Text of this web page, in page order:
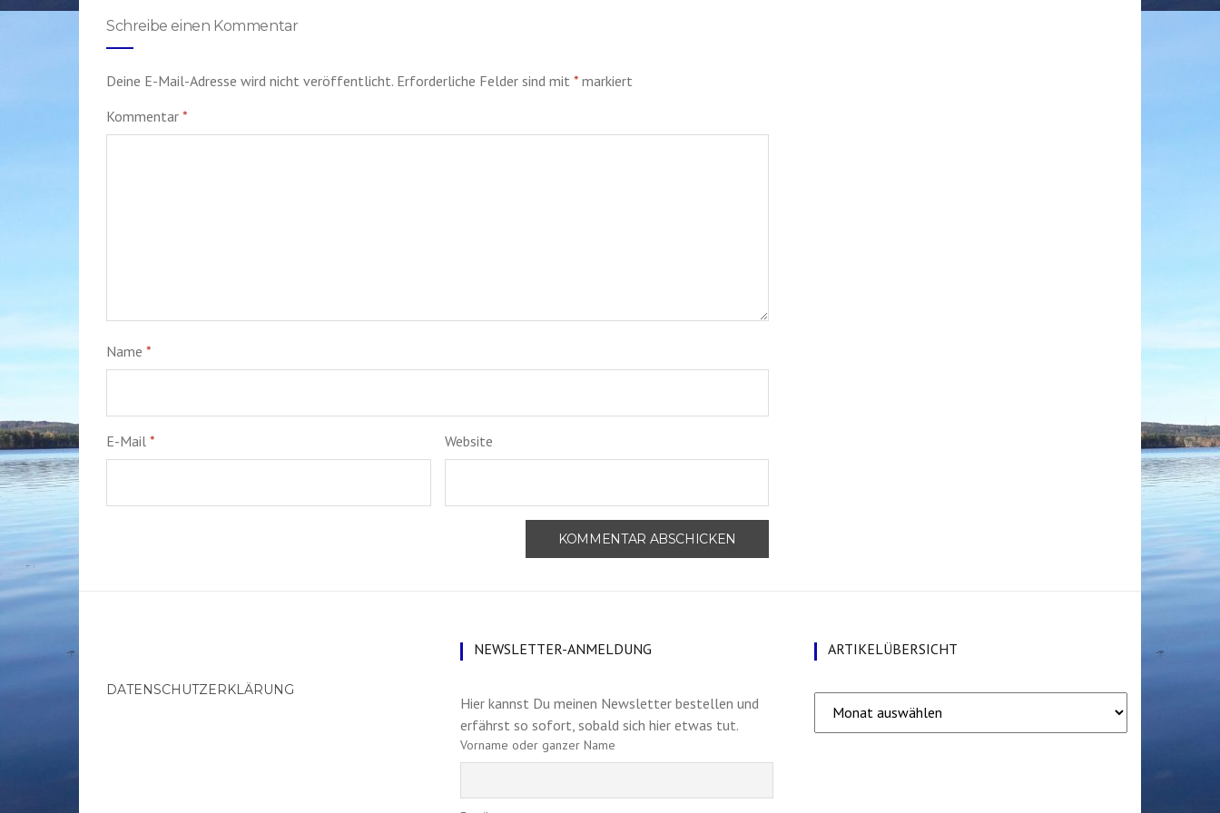
Schreibe einen Kommentar
Deine E-Mail-Adresse wird nicht veröffentlicht. Erforderliche Felder sind mit * markiert
Kommentar *
Name *
E-Mail * Website
DATENSCHUTZERKLÄRUNG
NEWSLETTER-ANMELDUNG
Hier kannst Du meinen Newsletter bestellen und
erfährst so sofort, sobald sich hier etwas tut.
Vorname oder ganzer Name
ARTIKELÜBERSICHT